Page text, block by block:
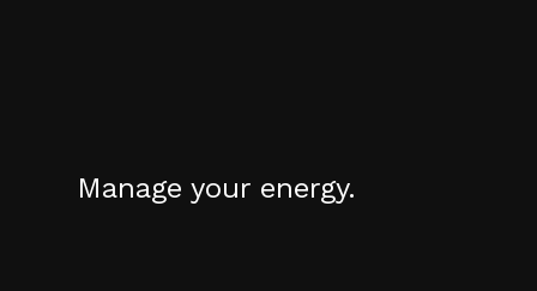
Manage your energy.